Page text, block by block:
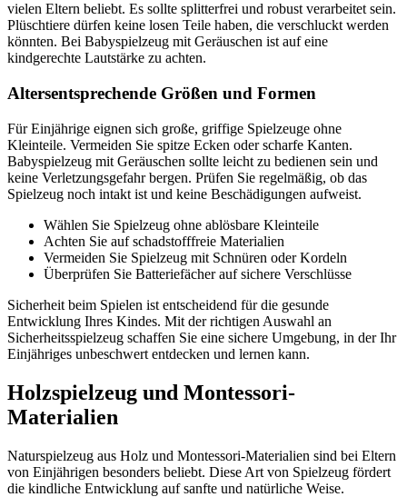
vielen Eltern beliebt. Es sollte splitterfrei und robust verarbeitet sein.
Plüschtiere dürfen keine losen Teile haben, die verschluckt werden
könnten. Bei Babyspielzeug mit Geräuschen ist auf eine
kindgerechte Lautstärke zu achten.
Altersentsprechende Größen und Formen
Für Einjährige eignen sich große, griffige Spielzeuge ohne
Kleinteile. Vermeiden Sie spitze Ecken oder scharfe Kanten.
Babyspielzeug mit Geräuschen sollte leicht zu bedienen sein und
keine Verletzungsgefahr bergen. Prüfen Sie regelmäßig, ob das
Spielzeug noch intakt ist und keine Beschädigungen aufweist.
Wählen Sie Spielzeug ohne ablösbare Kleinteile
Achten Sie auf schadstofffreie Materialien
Vermeiden Sie Spielzeug mit Schnüren oder Kordeln
Überprüfen Sie Batteriefächer auf sichere Verschlüsse
Sicherheit beim Spielen ist entscheidend für die gesunde
Entwicklung Ihres Kindes. Mit der richtigen Auswahl an
Sicherheitsspielzeug schaffen Sie eine sichere Umgebung, in der Ihr
Einjähriges unbeschwert entdecken und lernen kann.
Holzspielzeug und Montessori-
Materialien
Naturspielzeug aus Holz und Montessori-Materialien sind bei Eltern
von Einjährigen besonders beliebt. Diese Art von Spielzeug fördert
die kindliche Entwicklung auf sanfte und natürliche Weise.